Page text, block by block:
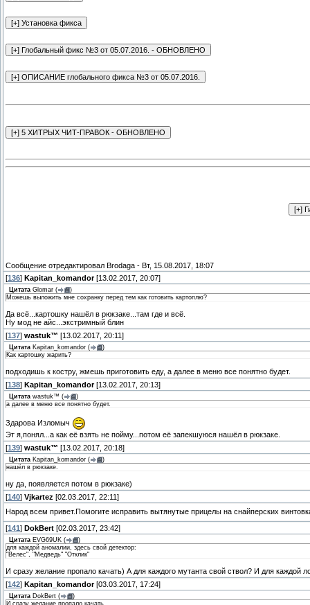
Сообщение отредактировал Brodaga - Вт, 15.08.2017, 18:07
[136] Kapitan_komandor[13.02.2017, 20:07]
Цитата Glomar (
)
Можешь выложить мне сохранку перед тем как готовить картоплю?
Да всё...картошку нашёл в рюкзаке...там где и всё.
Ну мод не айс...экстримный блин
[137] wastuk™ [13.02.2017, 20:11]
Цитата Kapitan_komandor (
)
Как картошку жарить?
подходишь к костру, жмешь приготовить еду, а далее в меню все понятно будет.
[138] Kapitan_komandor[13.02.2017, 20:13]
Цитата wastuk™ (
)
а далее в меню все понятно будет.
Здарова Изломыч
Эт я,понял...а как её взять не пойму...потом её запекшуюся нашёл в рюкзаке.
[139] wastuk™ [13.02.2017, 20:18]
Цитата Kapitan_komandor (
)
нашёл в рюкзаке.
ну да, появляется потом в рюкзаке)
[140] Vjkartez [02.03.2017, 22:11]
Народ всем привет.Помогите исправить вытянутые прицелы на снайперских
[141 ] DokBert [02.03.2017, 23:42]
Цитата EVG69UK (
)
для каждой аномалии, здесь свой детектор:
"Велес", "Медведь" "Отклик"
И сразу желание пропало качать) А для каждого мутанта свой ствол? И для каждой
[142] Kapitan_komandor[03.03.2017, 17:24]
Цитата DokBert (
)